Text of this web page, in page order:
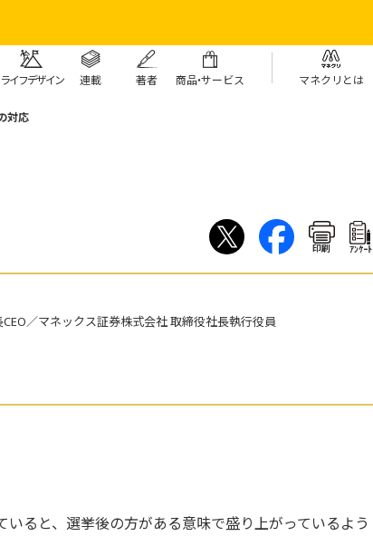
ライフデザイン 連載 著者 商品・サービス マネクリとは
対応
印刷 ｱﾝｹｰﾄ
／マネックス証券株式会社 取締役社長執行役員
ると、選挙後の方がある意味で盛り上がっているよう